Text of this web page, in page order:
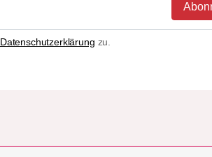
Datenschutzerklärung zu.